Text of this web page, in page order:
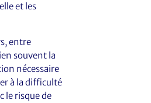
et les
entre
souvent la
nécessaire
à la difficulté
le risque de